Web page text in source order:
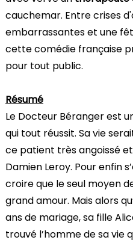
cauchemar. Entre crises
embarrassantes et une
cette comédie française
pour tout public.
Résumé
Le Docteur Béranger est
qui tout réussit. Sa vie
ce patient très angoissé
Damien Leroy. Pour enfin
croire que le seul moyen
grand amour. Mais alors
ans de mariage, sa fille
trouvé l’homme de sa vie